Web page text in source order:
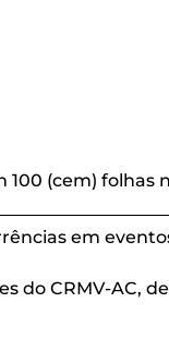
100 (cem) folhas
em
do CRMV-AC,